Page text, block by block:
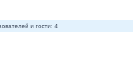
и гости: 4